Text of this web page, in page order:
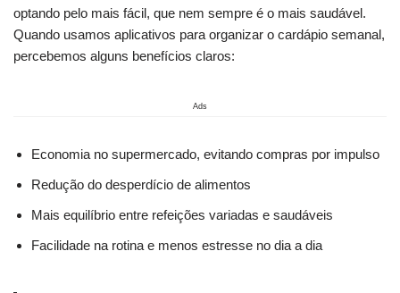
optando pelo mais fácil, que nem sempre é o mais saudável.
Quando usamos aplicativos para organizar o cardápio semanal,
percebemos alguns benefícios claros:
Ads
Economia no supermercado, evitando compras por impulso
Redução do desperdício de alimentos
Mais equilíbrio entre refeições variadas e saudáveis
Facilidade na rotina e menos estresse no dia a dia